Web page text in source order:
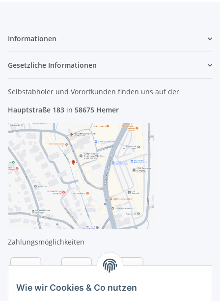
Wie wir Cookies & Co nutzen
Informationen
Gesetzliche Informationen
Selbstabholer und Vorortkunden finden uns auf der
Hauptstraße 183 in 58675 Hemer
Zahlungsmöglichkeiten